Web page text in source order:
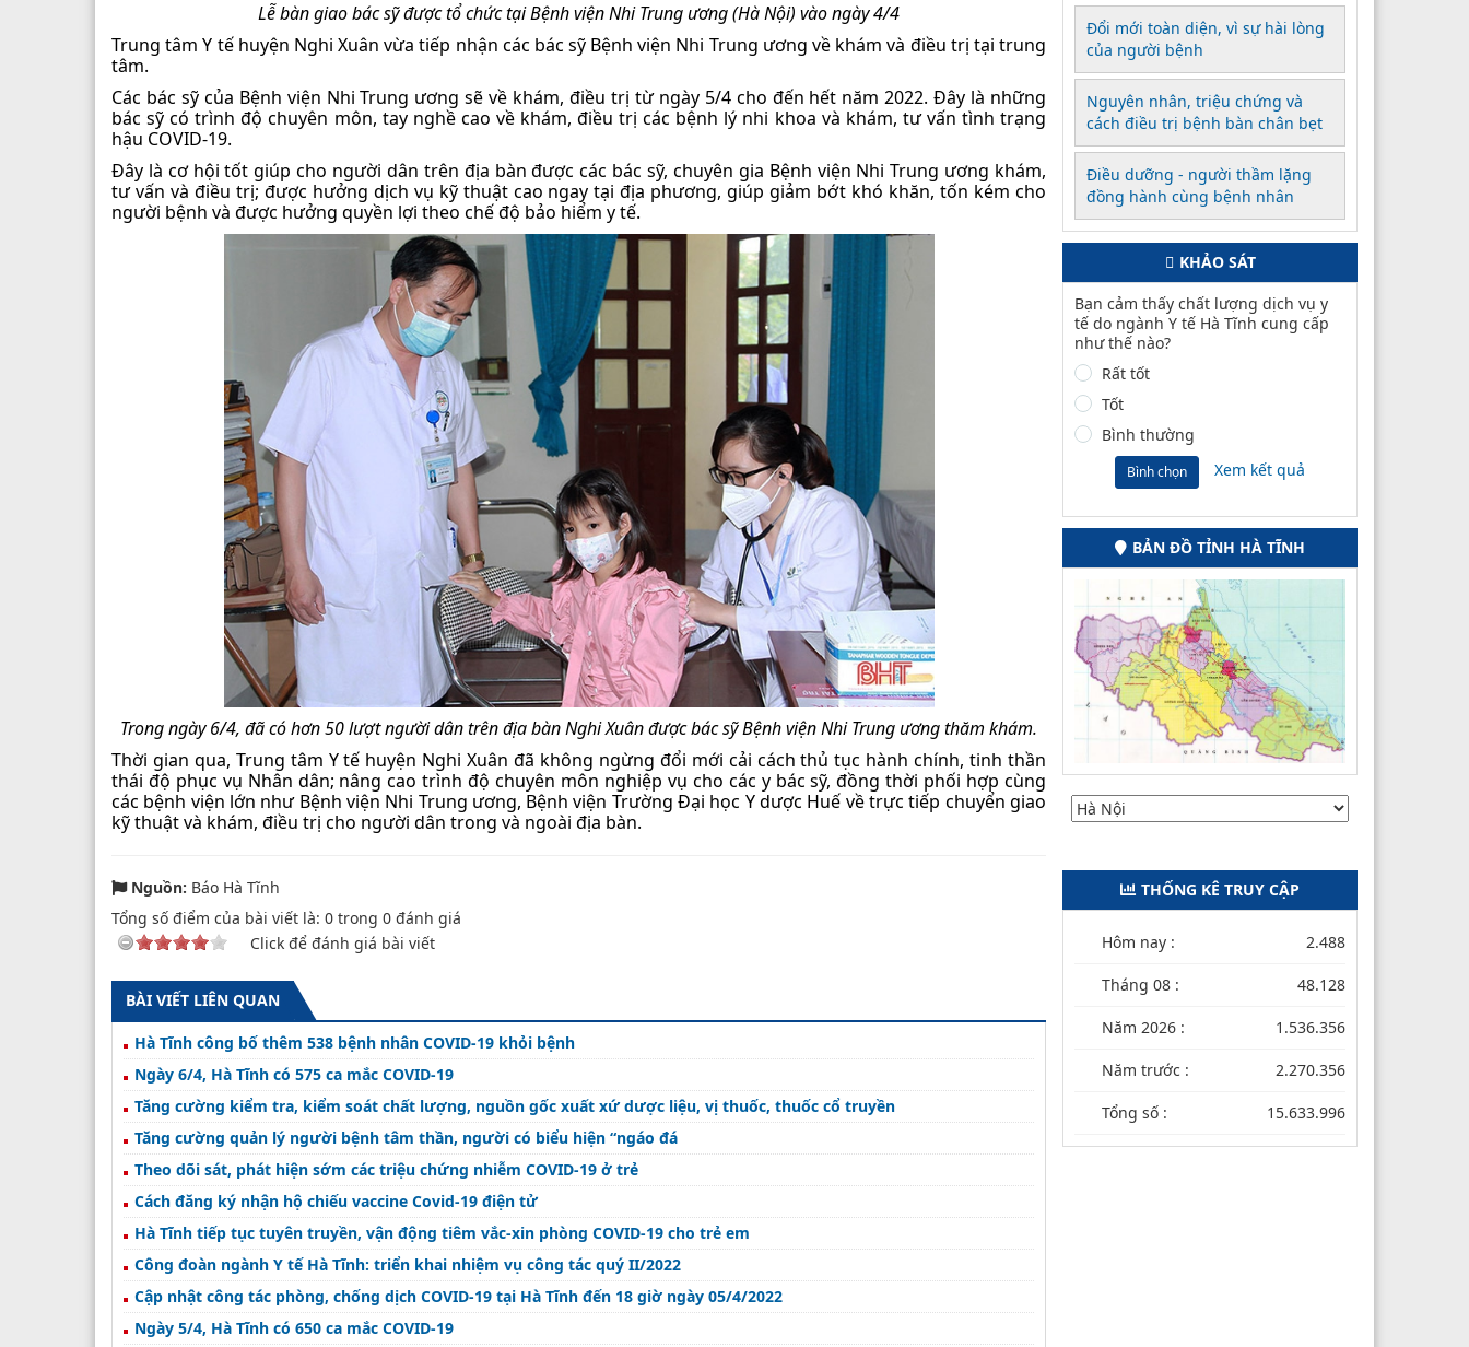
Lễ bàn giao bác sỹ được tổ chức tại Bệnh viện Nhi Trung ương (Hà Nội) vào ngày 4/4
Trung tâm Y tế huyện Nghi Xuân vừa tiếp nhận các bác sỹ Bệnh viện Nhi Trung ương về khám và điều trị tại trung
tâm.
Các bác sỹ của Bệnh viện Nhi Trung ương sẽ về khám, điều trị từ ngày 5/4 cho đến hết năm 2022. Đây là những
bác sỹ có trình độ chuyên môn, tay nghề cao về khám, điều trị các bệnh lý nhi khoa và khám, tư vấn tình trạng
hậu COVID-19.
Đây là cơ hội tốt giúp cho người dân trên địa bàn được các bác sỹ, chuyên gia Bệnh viện Nhi Trung ương khám,
tư vấn và điều trị; được hưởng dịch vụ kỹ thuật cao ngay tại địa phương, giúp giảm bớt khó khăn, tốn kém cho
người bệnh và được hưởng quyền lợi theo chế độ bảo hiểm y tế.
Trong ngày 6/4, đã có hơn 50 lượt người dân trên địa bàn Nghi Xuân được bác sỹ Bệnh viện Nhi Trung ương thăm khám.
Thời gian qua, Trung tâm Y tế huyện Nghi Xuân đã không ngừng đổi mới cải cách thủ tục hành chính, tinh thần
thái độ phục vụ Nhân dân; nâng cao trình độ chuyên môn nghiệp vụ cho các y bác sỹ, đồng thời phối hợp cùng
các bệnh viện lớn như Bệnh viện Nhi Trung ương, Bệnh viện Trường Đại học Y dược Huế về trực tiếp chuyển giao
kỹ thuật và khám, điều trị cho người dân trong và ngoài địa bàn.
Nguồn: Báo Hà Tĩnh
Tổng số điểm của bài viết là: 0 trong 0 đánh giá
Click để đánh giá bài viết
BÀI VIẾT LIÊN QUAN
Hà Tĩnh công bố thêm 538 bệnh nhân COVID-19 khỏi bệnh
Ngày 6/4, Hà Tĩnh có 575 ca mắc COVID-19
Tăng cường kiểm tra, kiểm soát chất lượng, nguồn gốc xuất xứ dược liệu, vị thuốc, thuốc cổ truyền
Tăng cường quản lý người bệnh tâm thần, người có biểu hiện “ngáo đá
Theo dõi sát, phát hiện sớm các triệu chứng nhiễm COVID-19 ở trẻ
Cách đăng ký nhận hộ chiếu vaccine Covid-19 điện tử
Hà Tĩnh tiếp tục tuyên truyền, vận động tiêm vắc-xin phòng COVID-19 cho trẻ em
Công đoàn ngành Y tế Hà Tĩnh: triển khai nhiệm vụ công tác quý II/2022
Cập nhật công tác phòng, chống dịch COVID-19 tại Hà Tĩnh đến 18 giờ ngày 05/4/2022
Ngày 5/4, Hà Tĩnh có 650 ca mắc COVID-19
Đổi mới toàn diện, vì sự hài lòng
của người bệnh
Nguyên nhân, triệu chứng và
cách điều trị bệnh bàn chân bẹt
Điều dưỡng - người thầm lặng
đồng hành cùng bệnh nhân
KHẢO SÁT
Bạn cảm thấy chất lượng dịch vụ y
tế do ngành Y tế Hà Tĩnh cung cấp
như thế nào?
Rất tốt
Tốt
Bình thường
Bình chọn Xem kết quả
BẢN ĐỒ TỈNH HÀ TĨNH
THỐNG KÊ TRUY CẬP
Hôm nay : 2.488
Tháng 08 : 48.128
Năm 2026 : 1.536.356
Năm trước : 2.270.356
Tổng số : 15.633.996